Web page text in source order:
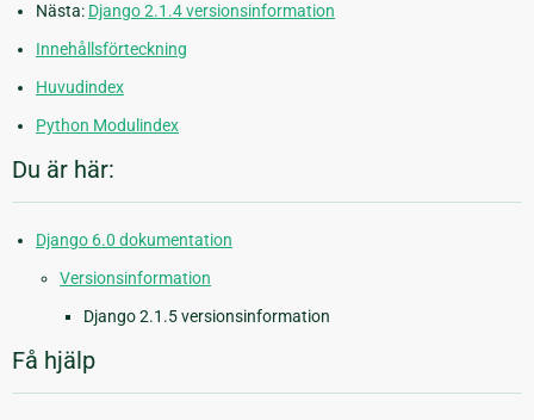
Nästa: Django 2.1.4 versionsinformation
Innehållsförteckning
Huvudindex
Python Modulindex
Du är här:
Django 6.0 dokumentation
Versionsinformation
Django 2.1.5 versionsinformation
Få hjälp